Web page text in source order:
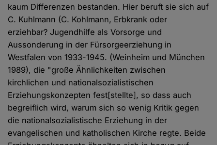
kaum Differenzen bestanden. Hier beruft sie sich auf
C. Kuhlmann (C. Kohlmann, Erbkrank oder
erziehbar? Jugendhilfe als Vorsorge und
Aussonderung in der Fürsorgeerziehung in
Westfalen von 1933-1945. (Weinheim und München
1989), die "große Ähnlichkeiten zwischen
kirchlichen und nationalsozialistischen
Erziehungskonzepten fest[stellte], so dass auch
begreiflich wird, warum sich so wenig Kritik gegen
die nationalsozialistische Erziehung in der
evangelischen und katholischen Kirche regte. Beide